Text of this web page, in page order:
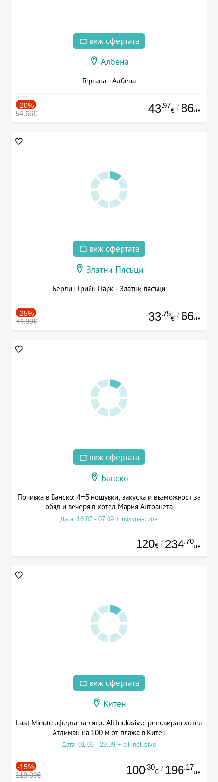
виж офертата
Албена
Гергана - Албена
-20%
54.66€ 43.97
€ / 86лв.
виж офертата
Златни Пясъци
Берлин Грийн Парк - Златни пясъци
-25%
44.99€ 33.75
€ / 66лв.
виж офертата
Банско
Почивка в Банско: 4=5 нощувки, закуска и възможност за
обяд и вечеря в хотел Мария Антоанета
Дата: 16.07 - 07.09 + полупансион
120€ / 234.70
лв.
виж офертата
Китен
Last Minute оферта за лято: All Inclusive, реновиран хотел
Атлиман на 100 м от плажа в Китен
Дата: 01.06 - 29.09 + all inclusive
-15%
118.00€ 100.30
€ / 196.17
лв.